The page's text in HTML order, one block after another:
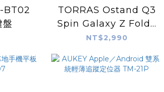
BT02
盤
TORRAS Ostand Q3
Spin Galaxy Z Fold8
Ultra 支架防摔手機殼
NT$2,990